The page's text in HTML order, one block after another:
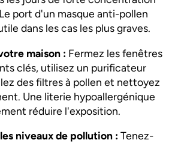
port d'un masque anti-pollen
dans les cas les plus graves.
maison : Fermez les fenêtres
clés, utilisez un purificateur
des filtres à pollen et nettoyez
Une literie hypoallergénique
réduire l'exposition.
niveaux de pollution : Tenez-